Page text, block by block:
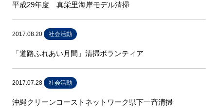
平成29年度 真栄里海岸モデル清掃
2017.08.20 社会活動
「道路ふれあい月間」清掃ボランティア
2017.07.28 社会活動
沖縄クリーンコーストネットワーク県下一斉清掃